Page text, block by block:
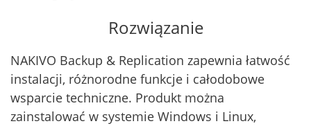
Rozwiązanie
NAKIVO Backup & Replication zapewnia łatwość
instalacji, różnorodne funkcje i całodobowe
wsparcie techniczne. Produkt można
zainstalować w systemie Windows i Linux,